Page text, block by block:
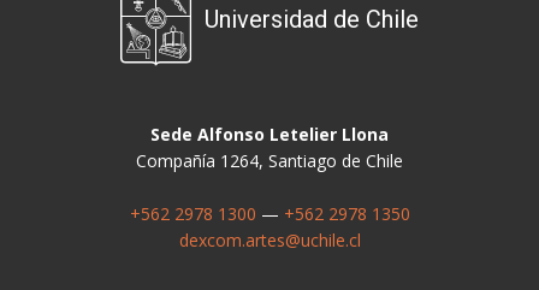
Universidad de Chile
Sede Alfonso Letelier Llona
Compañía 1264, Santiago de Chile
+562 2978 1300 — +562 2978 1350
dexcom.artes@uchile.cl